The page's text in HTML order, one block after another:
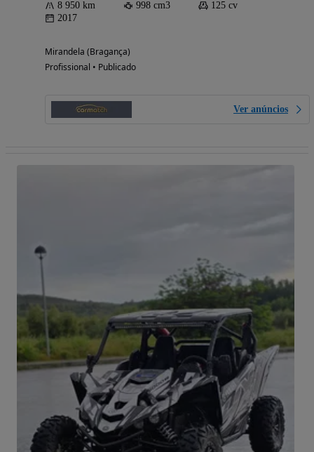
8 950 km 998 cm3
125 cv
2017
Mirandela (Bragança)
Profissional • Publicado
Ver anúncios